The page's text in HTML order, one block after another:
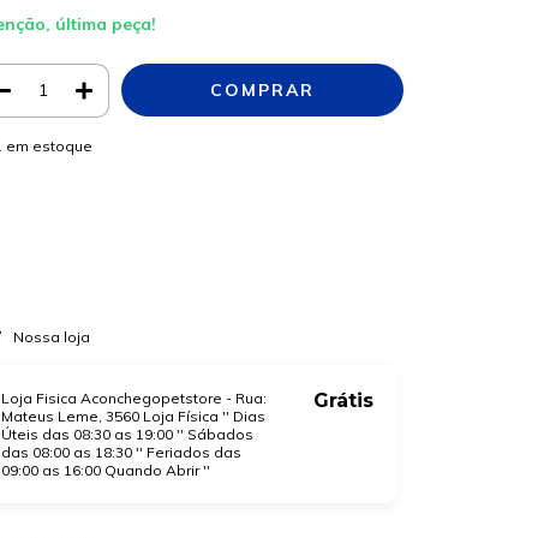
última peça!
em estoque
Nossa loja
Loja Fisica Aconchegopetstore - Rua:
Mateus Leme, 3560 Loja Física '' Dias
Úteis das 08:30 as 19:00 '' Sábados
das 08:00 as 18:30 '' Feriados das
09:00 as 16:00 Quando Abrir ''
Grátis